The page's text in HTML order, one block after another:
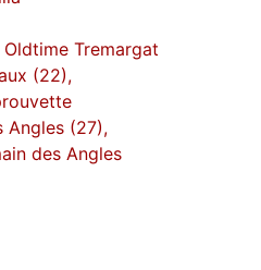
Tremargat
(22),
Angles (27),
des Angles